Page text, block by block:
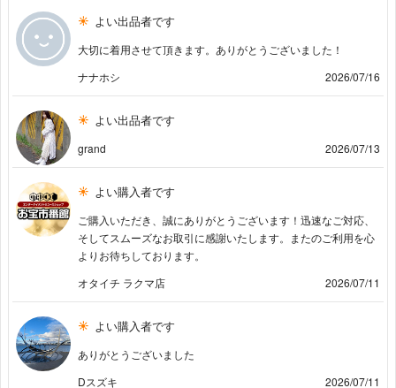
よい出品者です
大切に着用させて頂きます。ありがとうございました！
ナナホシ
2026/07/16
よい出品者です
grand 2026/07/13
よい購入者です
ご購入いただき、誠にありがとうございます！迅速なご対応、
そしてスムーズなお取引に感謝いたします。またのご利用を心
よりお待ちしております。
オタイチ ラクマ店
2026/07/11
よい購入者です
ありがとうございました
Dスズキ
2026/07/11